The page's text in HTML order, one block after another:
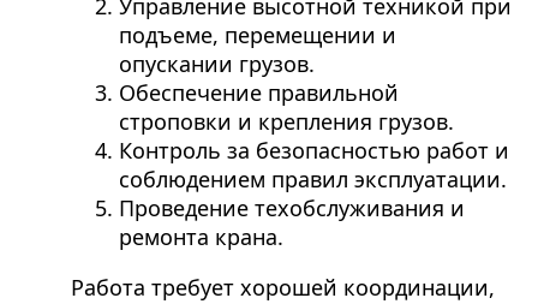
Управление высотной техникой при
подъеме, перемещении и
опускании грузов.
Обеспечение правильной
строповки и крепления грузов.
Контроль за безопасностью работ и
соблюдением правил эксплуатации.
Проведение техобслуживания и
ремонта крана.
Работа требует хорошей координации,